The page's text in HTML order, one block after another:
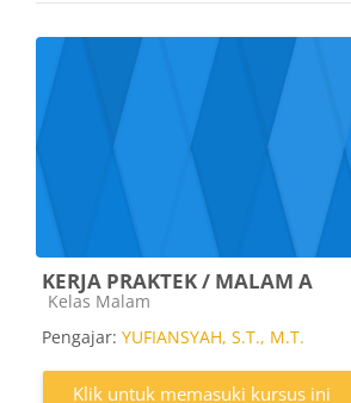
KERJA PRAKTEK / MALAM A
Kategori kursus
Kelas Malam
Pengajar: YUFIANSYAH, S.T., M.T.
Klik untuk memasuki kursus ini